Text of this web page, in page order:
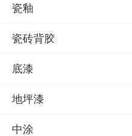
瓷釉
瓷砖背胶
底漆
地坪漆
中涂